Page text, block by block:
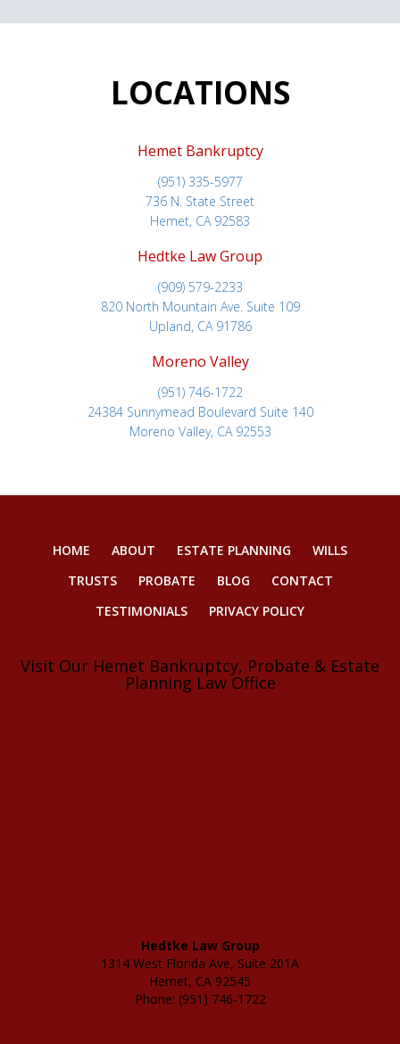
LOCATIONS
Hemet Bankruptcy
(951) 335-5977
736 N. State Street
Hemet, CA 92583
Hedtke Law Group
(909) 579-2233
820 North Mountain Ave. Suite 109
Upland, CA 91786
Moreno Valley
(951) 746-1722
24384 Sunnymead Boulevard Suite 140
Moreno Valley, CA 92553
HOME ABOUT ESTATE PLANNING
WILLS
TRUSTS
PROBATE BLOG
CONTACT
TESTIMONIALS
PRIVACY POLICY
Visit Our Hemet Bankruptcy, Probate & Estate
Planning Law Office
Hedtke Law Group
1314 West Florida Ave, Suite 201A
Hemet, CA 92545
Phone: (951) 746-1722